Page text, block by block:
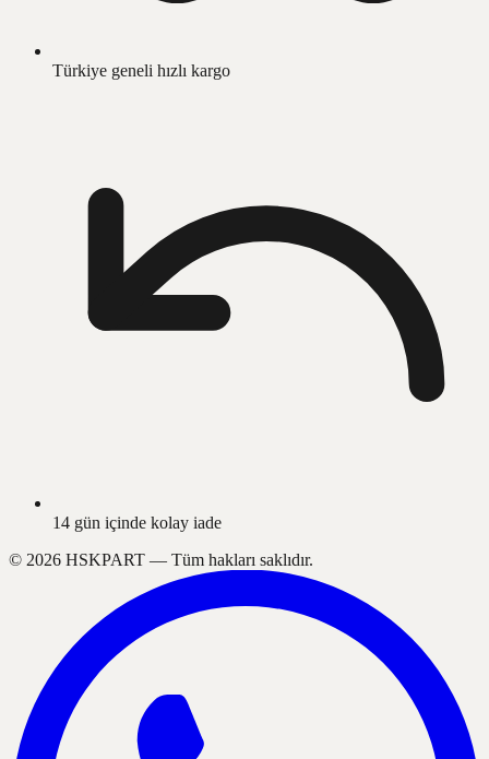
Türkiye geneli hızlı kargo
14 gün içinde kolay iade
© 2026 HSKPART — Tüm hakları saklıdır.